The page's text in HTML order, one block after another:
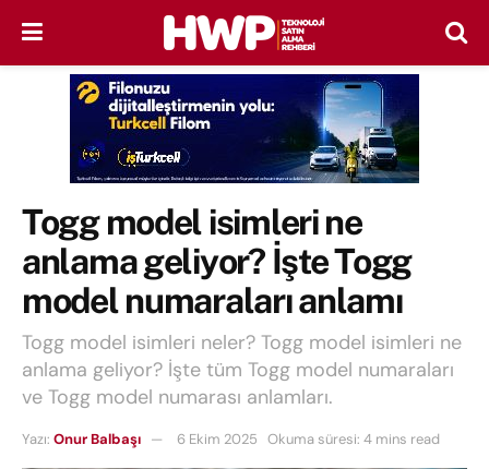
Togg model isimleri ne
anlama geliyor? İşte Togg
model numaraları anlamı
Togg model isimleri neler? Togg model isimleri ne
anlama geliyor? İşte tüm Togg model numaraları
ve Togg model numarası anlamları.
Yazı: Onur Balbaşı 6 Ekim 2025 Okuma süresi: 4 mins read